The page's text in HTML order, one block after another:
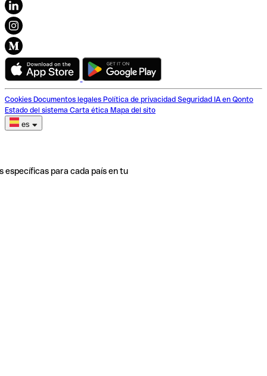
Cookies Documentos legales Política de privacidad Seguridad IA en Qonto
Estado del sistema Carta ética Mapa del sito
es
específicas para cada país en tu